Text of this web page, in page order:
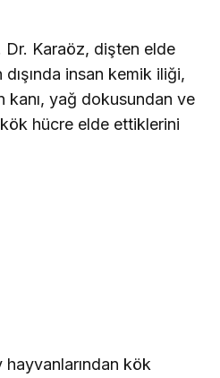
Dr. Karaöz, dişten elde
insan kemik iliği,
kanı, yağ dokusundan ve
hücre elde ettiklerini
hayvanlarından kök